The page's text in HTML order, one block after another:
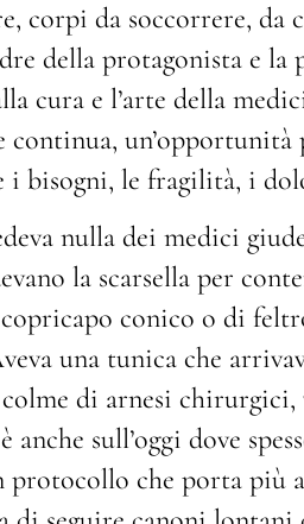
corpi da soccorrere, da
della protagonista e la
cura e l’arte della
continua,
i bisogni, le fragilità, i
nulla dei medici
la scarsella per
copricapo conico o di
una tunica che
di arnesi chirurgici,
anche sull’oggi dove
protocollo che porta più